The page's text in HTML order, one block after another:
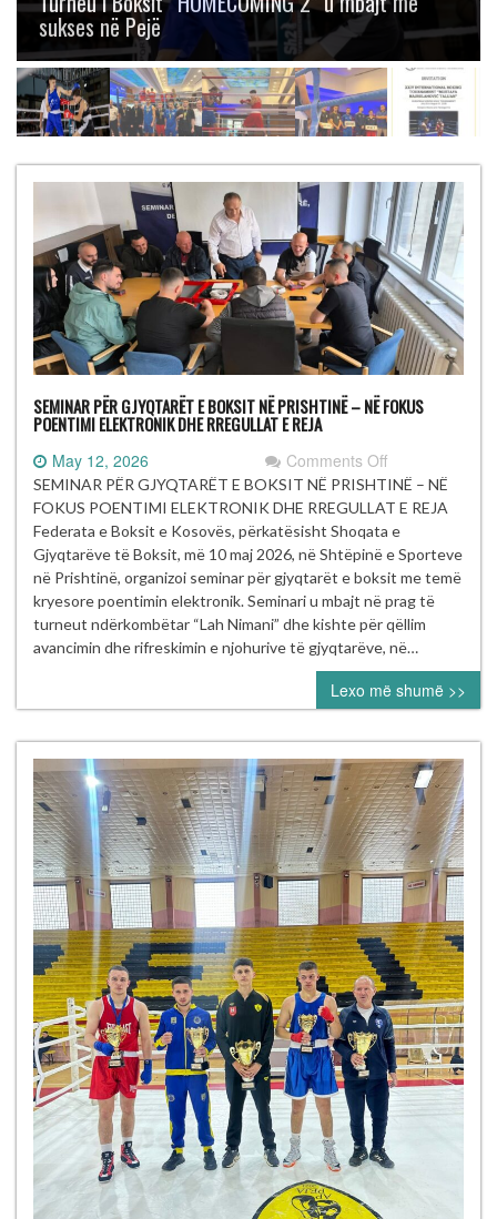
gjashtë medalje
SEMINAR PËR GJYQTARËT E BOKSIT NË PRISHTINË – NË FOKUS
POENTIMI ELEKTRONIK DHE RREGULLAT E REJA
May 12, 2026 Comments Offon
SEMINAR
PËR
GJYQTARËT
E
BOKSIT
NË
PRISHTINË
–
NË
FOKUS
POENTIMI
ELEKTRONIK
DHE
RREGULLAT
E
REJA
SEMINAR PËR GJYQTARËT E BOKSIT NË PRISHTINË – NË
FOKUS POENTIMI ELEKTRONIK DHE RREGULLAT E REJA
Federata e Boksit e Kosovës, përkatësisht Shoqata e
Gjyqtarëve të Boksit, më 10 maj 2026, në Shtëpinë e Sporteve
në Prishtinë, organizoi seminar për gjyqtarët e boksit me temë
kryesore poentimin elektronik. Seminari u mbajt në prag të
turneut ndërkombëtar “Lah Nimani” dhe kishte për qëllim
avancimin dhe rifreskimin e njohurive të gjyqtarëve, në…
Lexo më shumë >>